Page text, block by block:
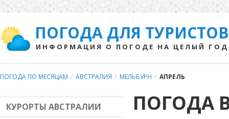
ПОГОДА ДЛЯ ТУРИСТОВ
ИНФОРМАЦИЯ О ПОГОДЕ НА ЦЕЛЫЙ ГОД
ПОГОДА ПО МЕСЯЦАМ / АВСТРАЛИЯ / МЕЛЬБУРН / АПРЕЛЬ
КУРОРТЫ АВСТРАЛИИ ПОГОДА